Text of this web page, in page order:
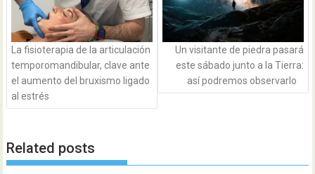
La fisioterapia de la articulación
temporomandibular, clave ante
el aumento del bruxismo ligado
al estrés
Un visitante de piedra pasará
este sábado junto a la Tierra:
así podremos observarlo
Related posts